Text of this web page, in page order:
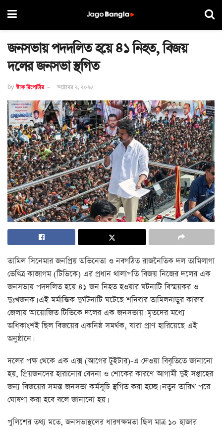
জনসভায় পদদলিত হয়ে ৪১ নিহত, বিজয়
দলের জনসভা স্থগিত
by স্টাফ রিপোর্টার অক্টোবর ২, ২০২৫
তামিল সিনেমার জনপ্রিয় অভিনেতা ও নবগঠিত রাজনৈতিক দল তামিলাগা
ভেত্ত্রি কাজাগম (টিভিকে) এর প্রধান থালাপতি বিজয় নিজের দলের এক
জনসভায় পদদলিত হয়ে ৪১ জন নিহত হওয়ার ঘটনাটি বিস্ময়কর ও
দুঃখজনক। এই মর্মান্তিক দুর্ঘটনাটি ঘটেছে শনিবার তামিলনাড়ুর কারুর
জেলায় আয়োজিত টিভিকে দলের এক জনসভায়। মৃতদের মধ্যে
অধিকাংশই ছিল বিজয়ের একনিষ্ঠ সমর্থক, যারা প্রাণ হারিয়েছে এই
অনুষ্ঠানে।
দলের পক্ষ থেকে এক এক্স (আগের টুইটার)-এ দেওয়া বিবৃতিতে জানানো
হয়, প্রিয়জনদের হারানোর বেদনা ও শোকের কারণে আগামী দুই সপ্তাহের
জন্য বিজয়ের সমস্ত জনসভা কর্মসূচি স্থগিত করা হচ্ছে। নতুন তারিখ পরে
ঘোষণা করা হবে বলে জানানো হয়।
পুলিশের তথ্য মতে, জনসভাস্থলের ধারণক্ষমতা ছিল মাত্র ১০ হাজার